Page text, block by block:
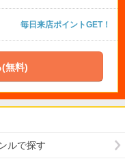
毎日来店ポイントGET！
無料)
ルで探す